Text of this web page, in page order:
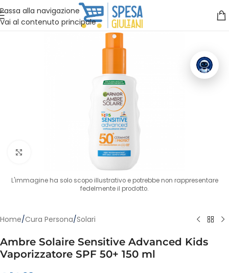
Passa alla navigazione
Vai al contenuto principale
Vuoi assistenza?Clicca qui e ti richiamiamo noi
Clicca per ingrandire
L'immagine ha solo scopo illustrativo e potrebbe non rappresentare
fedelmente il prodotto.
Home/Cura Persona/Solari
Ambre Solaire Sensitive Advanced Kids
Vaporizzatore SPF 50+ 150 ml